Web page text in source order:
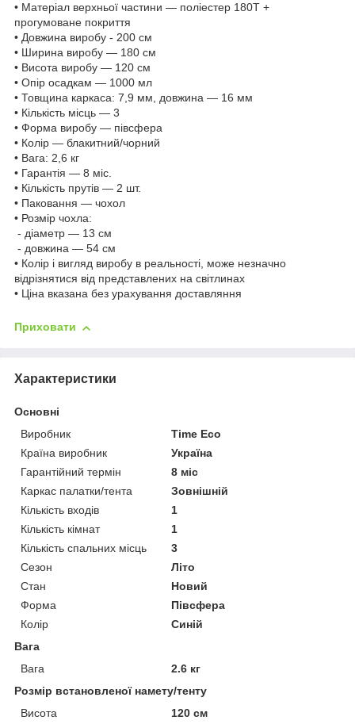
• Матеріал верхньої частини — поліестер 180Т +
прогумоване покриття
• Довжина виробу - 200 см
• Ширина виробу — 180 см
• Висота виробу — 120 см
• Опір осадкам — 1000 мл
• Товщина каркаса: 7,9 мм, довжина — 16 мм
• Кількість місць — 3
• Форма виробу — півсфера
• Колір — блакитний/чорний
• Вага: 2,6 кг
• Гарантія — 8 міс.
• Кількість прутів — 2 шт.
• Паковання — чохол
• Розмір чохла:
- діаметр — 13 см
- довжина — 54 см
• Колір і вигляд виробу в реальності, може незначно
відрізнятися від представлених на світлинах
• Ціна вказана без урахування доставляння
Приховати
Характеристики
Основні
Виробник
Time Eco
Країна виробник
Україна
Гарантійний термін
8 міс
Каркас палатки/тента
Зовнішній
Кількість входів
1
Кількість кімнат
1
Кількість спальних місць
3
Сезон
Літо
Стан
Новий
Форма
Півсфера
Колір
Синій
Вага
Вага
2.6 кг
Розмір встановленої намету/тенту
Висота
120 см